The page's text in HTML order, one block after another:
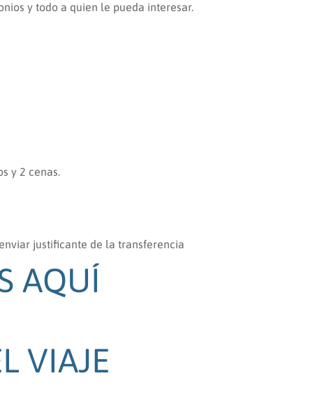
y todo a quien le pueda interesar.
y 2 cenas.
justificante de la transferencia
AQUÍ
VIAJE